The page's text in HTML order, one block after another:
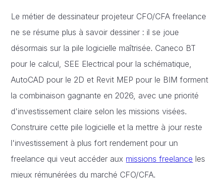
Le métier de dessinateur projeteur CFO/CFA freelance
ne se résume plus à savoir dessiner : il se joue
désormais sur la pile logicielle maîtrisée. Caneco BT
pour le calcul, SEE Electrical pour la schématique,
AutoCAD pour le 2D et Revit MEP pour le BIM forment
la combinaison gagnante en 2026, avec une priorité
d'investissement claire selon les missions visées.
Construire cette pile logicielle et la mettre à jour reste
l'investissement à plus fort rendement pour un
freelance qui veut accéder auxmissions freelance les
mieux rémunérées du marché CFO/CFA.